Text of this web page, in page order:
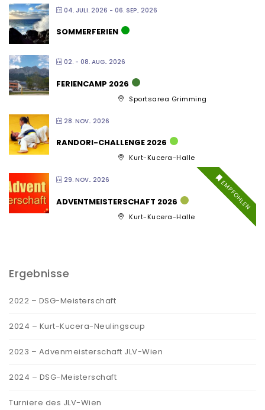
04. JULI. 2026 - 06. SEP.. 2026
SOMMERFERIEN
02. - 08. AUG.. 2026
FERIENCAMP 2026
Sportsarea Grimming
28. NOV.. 2026
RANDORI-CHALLENGE 2026
Kurt-Kucera-Halle
29. NOV.. 2026 EMPFOHLEN
ADVENTMEISTERSCHAFT 2026
Kurt-Kucera-Halle
Ergebnisse
2022 – DSG-Meisterschaft
2024 – Kurt-Kucera-Neulingscup
2023 – Advenmeisterschaft JLV-Wien
2024 – DSG-Meisterschaft
Turniere des JLV-Wien